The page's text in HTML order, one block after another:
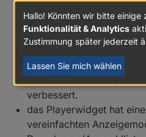
mehrere widgets, die
anzeigen können: string,
für das player-widget
konfigurierbar gemacht
verbessert.
das Playerwidget hat
vereinfachten
Hallo! Könnten wir bitte einige
Funktionalität & Analytics
Zustimmung später jederzeit
Lassen Sie mich wählen